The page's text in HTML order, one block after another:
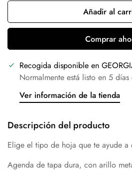
Añadir al
Comprar
Recogida disponible en
Normalmente está listo en 5 días
Ver información de la tienda
Descripción del producto
Elige el tipo de hoja que te ayude a
Agenda de tapa dura, con arillo